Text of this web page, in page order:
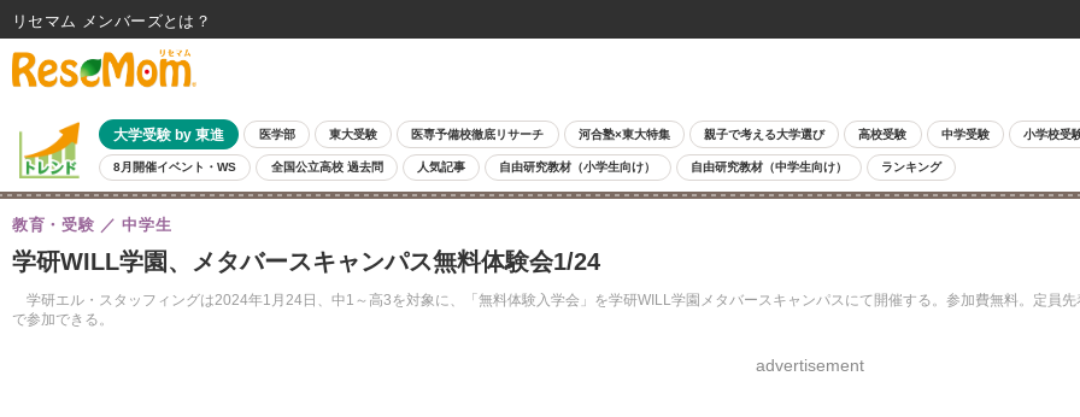
大学受験 by 東進 医学部 東大受験 医専予備校徹底リサーチ 河合塾×東大特集 親子で考える大学選び 高校受験 中学受験 小学校受
8月開催イベント・WS 全国公立高校 過去問 人気記事 自由研究教材（小学生向け） 自由研究教材（中学生向け） ランキング
学研WILL学園、メタバースキャンパス無料体験会1/24
学研エル・スタッフィングは2024年1月24日、中1～高3を対象に、「無料体験入学会」を学研WILL学園メタバースキャンパスにて開催する。参加費無料。定員
で参加できる。
教育・受験 中学生
advertisement
リセマム メンバーズ